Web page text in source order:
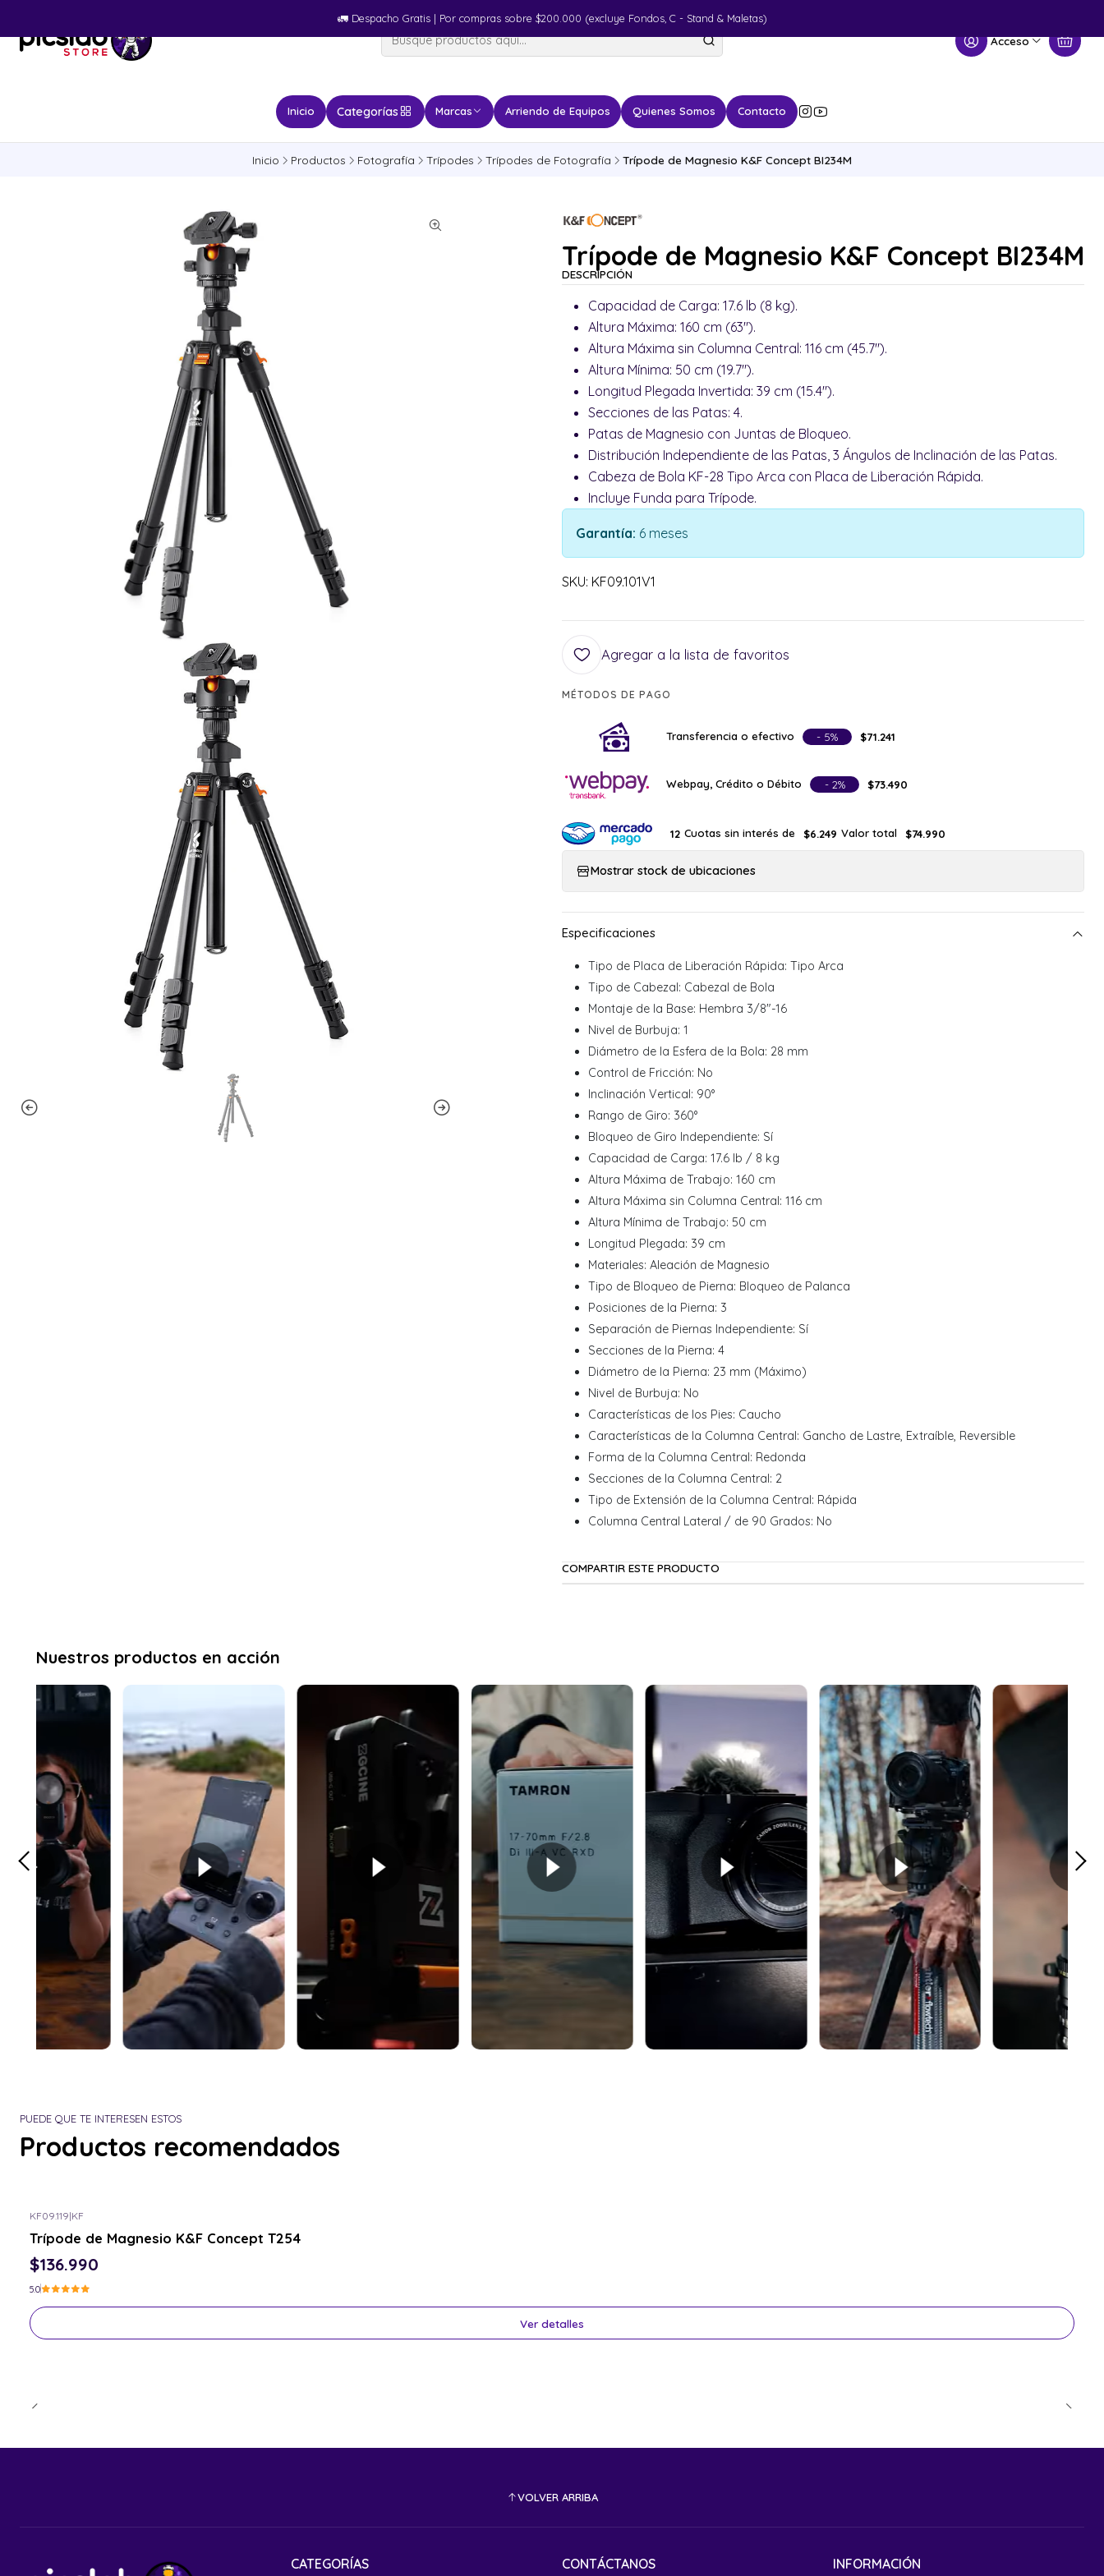
Acceso
Inicio Categorías Marcas Arriendo de Equipos Quienes Somos Contacto
🚛​ Despacho Gratis | Por compras sobre $200.000 (excluye Fondos, C - Stand & Maletas)
Inicio Productos Fotografía Trípodes Trípodes de Fotografía Trípode de Magnesio K&F Concept BI234M
Trípode de Magnesio K&F Concept BI234M
DESCRIPCIÓN
Capacidad de Carga: 17.6 lb (8 kg).
Altura Máxima: 160 cm (63").
Altura Máxima sin Columna Central: 116 cm (45.7").
Altura Mínima: 50 cm (19.7").
Longitud Plegada Invertida: 39 cm (15.4").
Secciones de las Patas: 4.
Patas de Magnesio con Juntas de Bloqueo.
Distribución Independiente de las Patas, 3 Ángulos de Inclinación de las Patas.
Cabeza de Bola KF-28 Tipo Arca con Placa de Liberación Rápida.
Incluye Funda para Trípode.
Garantía: 6 meses
SKU: KF09.101V1
Agregar a la lista de favoritos
MÉTODOS DE PAGO
Transferencia o efectivo - 5% $71.241
Webpay, Crédito o Débito - 2% $73.490
12 Cuotas sin interés de $6.249 Valor total $74.990
Mostrar stock de ubicaciones
Tipo de Placa de Liberación Rápida: Tipo Arca
Tipo de Cabezal: Cabezal de Bola
Montaje de la Base: Hembra 3/8"-16
Nivel de Burbuja: 1
Diámetro de la Esfera de la Bola: 28 mm
Control de Fricción: No
Inclinación Vertical: 90°
Rango de Giro: 360°
Bloqueo de Giro Independiente: Sí
Capacidad de Carga: 17.6 lb / 8 kg
Altura Máxima de Trabajo: 160 cm
Altura Máxima sin Columna Central: 116 cm
Altura Mínima de Trabajo: 50 cm
Longitud Plegada: 39 cm
Materiales: Aleación de Magnesio
Tipo de Bloqueo de Pierna: Bloqueo de Palanca
Posiciones de la Pierna: 3
Separación de Piernas Independiente: Sí
Secciones de la Pierna: 4
Diámetro de la Pierna: 23 mm (Máximo)
Nivel de Burbuja: No
Características de los Pies: Caucho
Características de la Columna Central: Gancho de Lastre, Extraíble, Reversible
Forma de la Columna Central: Redonda
Secciones de la Columna Central: 2
Tipo de Extensión de la Columna Central: Rápida
Columna Central Lateral / de 90 Grados: No
COMPARTIR ESTE PRODUCTO
PUEDE QUE TE INTERESEN ESTOS
Productos recomendados
KF09.119|KF
Trípode de Magnesio K&F Concept T254
$136.990
5.0
Ver detalles
VOLVER ARRIBA
CATEGORÍAS CONTÁCTANOS INFORMACIÓN